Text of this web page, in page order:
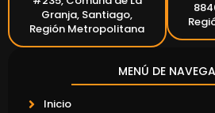
Granja, Santiago,
Región Metropolitana
MENÚ DE
Inicio